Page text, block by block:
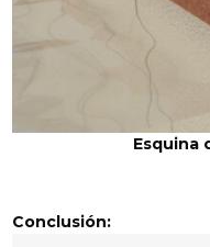
Esquina
Conclusión: